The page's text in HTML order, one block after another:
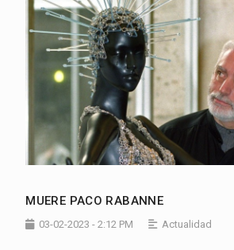
MUERE PACO RABANNE
03-02-2023 - 2:12 PM Actualidad